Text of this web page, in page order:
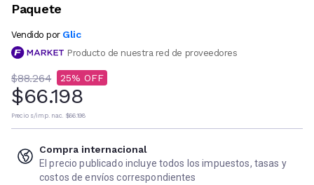
Paquete
Vendido por Glic
Producto de nuestra red de proveedores
$88.264 25
$66.198
Precio s/imp. nac. $66.198
Compra internacional
El precio publicado incluye todos los impuestos, tasas y
costos de envíos correspondientes